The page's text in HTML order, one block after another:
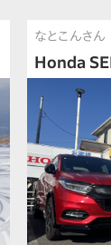
なとこんさん
Honda